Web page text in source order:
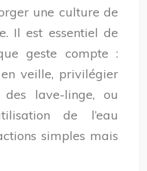
une culture de
Il est essentiel de
geste compte :
veille, privilégier
lave-linge, ou
de l’eau
simples mais